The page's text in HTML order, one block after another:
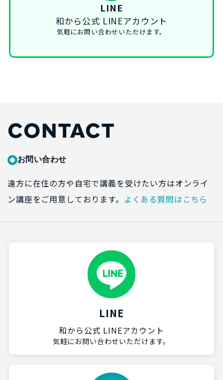
LINE
和から公式 LINEアカウント
気軽にお問い合わせいただけます。
CONTACT
お問い合わせ
遠方に在住の方や自宅で講義を受けたい方はオンライ
ン講座をご用意しております。 よくある質問はこちら
LINE
和から公式 LINEアカウント
気軽にお問い合わせいただけます。